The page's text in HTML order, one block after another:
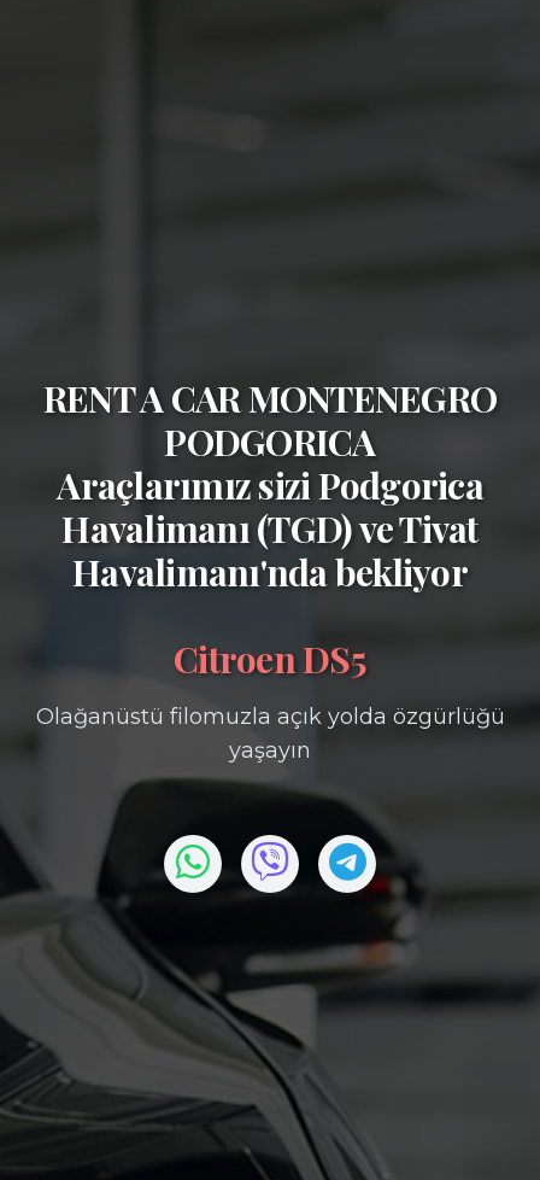
RENT A CAR MONTENEGRO
PODGORICA
Araçlarımız siziPodgorica
Havalimanı (TGD)veTivat
Havalimanı'nda bekliyor
Citroen DS5
Olağanüstü filomuzla açık yolda özgürlüğü
yaşayın